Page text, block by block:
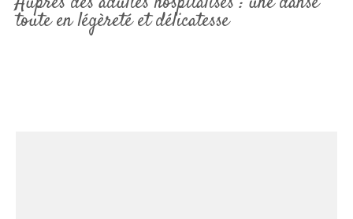
toute en légèreté et délicatesse